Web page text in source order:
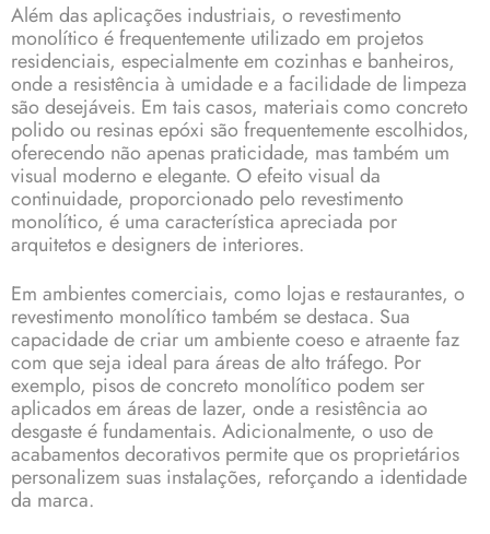
Além das aplicações industriais, o revestimento
monolítico é frequentemente utilizado em projetos
residenciais, especialmente em cozinhas e banheiros,
onde a resistência à umidade e a facilidade de limpeza
são desejáveis. Em tais casos, materiais como concreto
polido ou resinas epóxi são frequentemente escolhidos,
oferecendo não apenas praticidade, mas também um
visual moderno e elegante. O efeito visual da
continuidade, proporcionado pelo revestimento
monolítico, é uma característica apreciada por
arquitetos e designers de interiores.
Em ambientes comerciais, como lojas e restaurantes, o
revestimento monolítico também se destaca. Sua
capacidade de criar um ambiente coeso e atraente faz
com que seja ideal para áreas de alto tráfego. Por
exemplo, pisos de concreto monolítico podem ser
aplicados em áreas de lazer, onde a resistência ao
desgaste é fundamentais. Adicionalmente, o uso de
acabamentos decorativos permite que os proprietários
personalizem suas instalações, reforçando a identidade
da marca.